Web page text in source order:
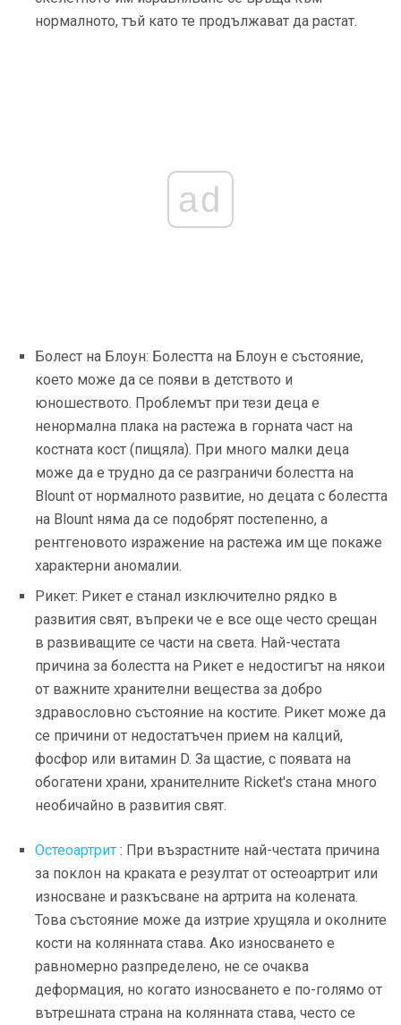
нормалното, тъй като те продължават да растат.
ad
Болест на Блоун: Болестта на Блоун е състояние,
което може да се появи в детството и
юношеството. Проблемът при тези деца е
ненормална плака на растежа в горната част на
костната кост (пищяла). При много малки деца
може да е трудно да се разграничи болестта на
Blount от нормалното развитие, но децата с болестта
на Blount няма да се подобрят постепенно, а
рентгеновото изражение на растежа им ще покаже
характерни аномалии.
Рикет: Рикет е станал изключително рядко в
развития свят, въпреки че е все още често срещан
в развиващите се части на света. Най-честата
причина за болестта на Рикет е недостигът на някои
от важните хранителни вещества за добро
здравословно състояние на костите. Рикет може да
се причини от недостатъчен прием на калций,
фосфор или витамин D. За щастие, с появата на
обогатени храни, хранителните Ricket's стана много
необичайно в развития свят.
Остеоартрит : При възрастните най-честата причина
за поклон на краката е резултат от остеоартрит или
износване и разкъсване на артрита на колената.
Това състояние може да изтрие хрущяла и околните
кости на колянната става. Ако износването е
равномерно разпределено, не се очаква
деформация, но когато износването е по-голямо от
вътрешната страна на колянната става, често се